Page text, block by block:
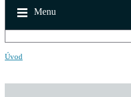
Menu
Úvod